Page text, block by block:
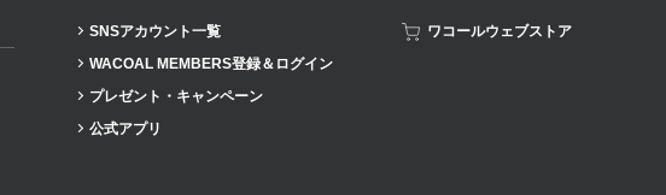
SNSアカウント一覧
WACOAL MEMBERS登録＆ログイン
プレゼント・キャンペーン
公式アプリ
ワコールウェブストア